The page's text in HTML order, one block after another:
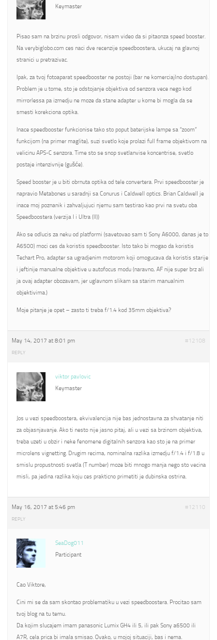
Keymaster
Pisao sam na brzinu prosli odgovor, nisam video da si pitaonza speed booster.
Na verybiglobo.com ces naci dve recenzije speedboostera, ukucaj na glavnoj
stranici u pretrazivac.
Ipak, za tvoj fotoaparat speedbooster ne postoji (bar ne komerciajlno dostupan).
Problem je u tome, sto je odstojanje objektiva od senzora vece nego kod
mirrorlessa pa izmedju ne moze da stane adapter u kome bi mogla da se
smesti korekciona optika.
Inace speedbooster funkcionise tako sto poput baterijske lampe sa “zoom”
funkcijom (na primer maglite), suzi svetlo koje prolazi full frame objektivom na
velicinu APS-C senzora. Time sto se snop svetlanvise koncentrise, svetlo
postaje intenzivnije (gušće).
Speed booster je u biti obrnuta optika od tele convertera. Prvi speedbooster je
napravio Metabones u saradnji sa Conurus i Caldwell optics. Brian Caldwell je
inace moj poznanik i zahvaljujuci njemu sam testirao kao prvi na svetu oba
Speedboostera (verzija I i Ultra (II))
Ako se odlucis za neku od platformi (savetovao sam ti Sony A6000, danas je to
A6500) moci ces da koristis speedbooster. Isto tako bi mogao da koristis
Techart Pro, adapter sa ugradjenim motorom koji omogucava da koristis starije
i jeftinije manualne objektive u autofocus modu (naravno, AF nije super brz ali
ja ovaj adapter obozavam, jer uglavnom slikam sa starim manualnim
objektivima.)
Moje pitanje je opet – zasto ti treba f/1.4 kod 35mm objektiva?
May 14, 2017 at 8:01 pm #12108
REPLY
viktor pavlovic
Keymaster
Jos u vezi speedboostera, ekvivalencija nije bas jednostavna za shvatanje niti
za objasnjavanje. Ako ti nesto nije jasno pitaj, ali u vezi sa brzinom objektiva,
treba uzeti u obzir i neke fenomene digitalnih senzora kao sto je na primer
microlens vignetting. Drugim recima, nominalna razlika izmedju f/1.4 i f/1.8 u
smislu propustnosti svetla (T number) moze biti mnogo manja nego sto vecina
misli, pa jedina razlika koju ces prakticno primetiti je dubinska ostrina.
May 16, 2017 at 5:46 pm #12110
REPLY
SeaDog011
Participant
Cao Viktore,
Cini mi se da sam skontao problematiku u vezi speedboostera. Procitao sam
tvoj blog na tu temu.
Da kojim slucajem imam panasonic Lumix GH4 ili 5, ili pak Sony a6500 ili
A7R, cela prica bi imala smisao. Ovako, u mojoj situaciji, bas i nema.